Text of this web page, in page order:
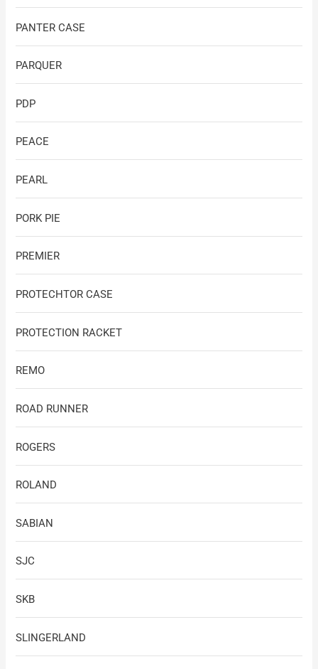
PANTER CASE
PARQUER
PDP
PEACE
PEARL
PORK PIE
PREMIER
PROTECHTOR CASE
PROTECTION RACKET
REMO
ROAD RUNNER
ROGERS
ROLAND
SABIAN
SJC
SKB
SLINGERLAND